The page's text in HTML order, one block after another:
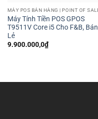
Máy Tính Tiền POS GPOS
T9511V Core i5 Cho F&B, Bán
Lẻ
9.900.000,0₫